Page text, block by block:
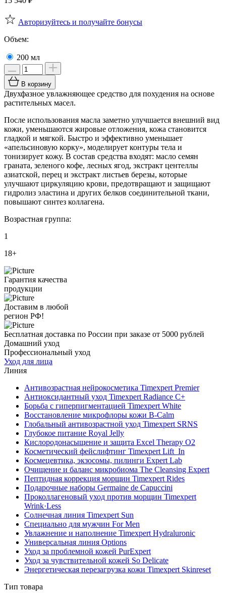
Авторизуйтесь и получайте бонусы
Объем:
200 мл
В корзину
Двухфазное увлажняющее средство для похудения на основе
растительных масел.
После использования масла заметно улучшается внешний вид
кожи, уменьшаются жировые отложения, кожа становится
гладкой и мягкой. Быстро и эффективно уменьшает
«апельсиновую корку», моделирует контуры тела и
тонизирует кожу. В состав средства входят: масло семян
граната, зеленого кофе, лесных ягод, экстракт центеллы
азиатской, перец и экстракт листьев березы, которые
улучшают циркуляцию крови, предотвращают и защищают
гидролиз эластина и других белков соединительной ткани,
повышают синтез коллагена.
Возрастная группа:
1
18+
Гарантия качества
продукции
Доставим в любой
регион РФ!
Бесплатная доставка по России при заказе от 5000 рублей
Домашний уход
Профессиональный уход
Уход для лица
Линия
Антивозрастная нейрокосметика Timexpert Premier
Антиоксидантный уход Timexpert Radiance C+
Борьба с гиперпигментацией Timexpert White
Восстановление микрофлоры кожи B-Calm
Глобальный антивозрастной уход Timexpert SRNS
Глубокое питание Royal Jelly
Кислородонасыщение и защита Excel Therapy O2
Косметический фейслифтинг Timexpert Lift_In
Космецевтика, экзосомы, пилинги Expert Lab
Очищение и баланс микробиома The Cleansing Expert
Пептидная коррекция морщин Timexpert Rides
Подарочные наборы Germaine de Capuccini
Проколлагеновый уход против морщин Timexpert
Wrink·Less
Солнечная линия Timexpert Sun
Специально для мужчин For Men
Увлажнение и наполнение Timexpert Hydraluronic
Универсальная линия Options
Уход за проблемной кожей PurExpert
Уход за чувствительной кожей So Delicate
Энергетическая перезагрузка кожи Timexpert Skinreset
Тип товара